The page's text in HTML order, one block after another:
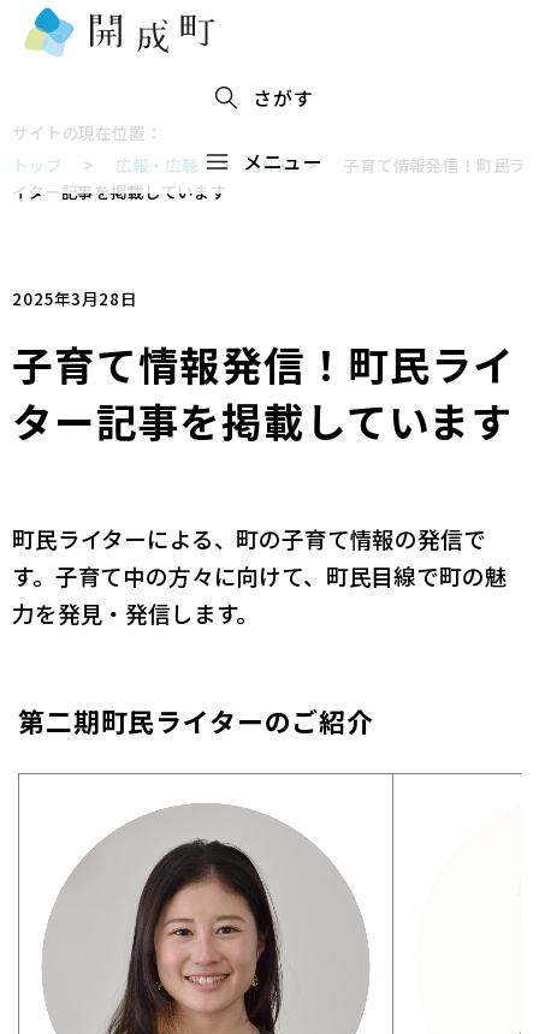
さがす
メニュー
サイトの現在位置：
トップ > 広報・広聴 >SNS>
子育て情報発信！町民ラ
イター記事を掲載しています
2025年3月28日
子育て情報発信！町民ライ
ター記事を掲載しています
町民ライターによる、町の子育て情報の発信で
す。子育て中の方々に向けて、町民目線で町の魅
力を発見・発信します。
第二期町民ライターのご紹介